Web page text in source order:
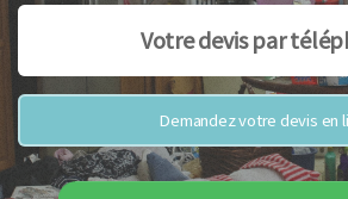
Votre devis par
Demandez votre devis en